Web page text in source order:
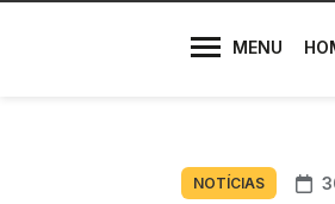
MENU
Diretores
NOTÍCIAS